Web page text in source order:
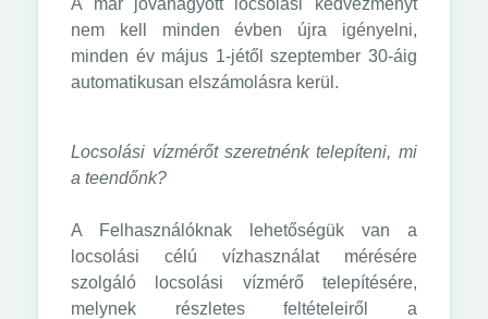
A már jóváhagyott locsolási kedvezményt
nem kell minden évben újra igényelni,
minden év május 1-jétől szeptember 30-áig
automatikusan elszámolásra kerül.
Locsolási vízmérőt szeretnénk telepíteni, mi
a teendőnk?
A Felhasználóknak lehetőségük van a
locsolási célú vízhasználat mérésére
szolgáló locsolási vízmérő telepítésére,
melynek részletes feltételeiről a